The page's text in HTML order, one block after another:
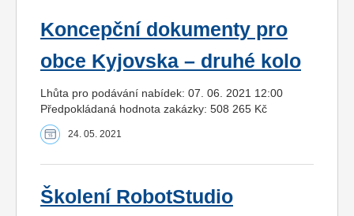
Koncepční dokumenty pro
obce Kyjovska – druhé kolo
Lhůta pro podávání nabídek: 07. 06. 2021 12:00
Předpokládaná hodnota zakázky: 508 265 Kč
24. 05. 2021
Školení RobotStudio